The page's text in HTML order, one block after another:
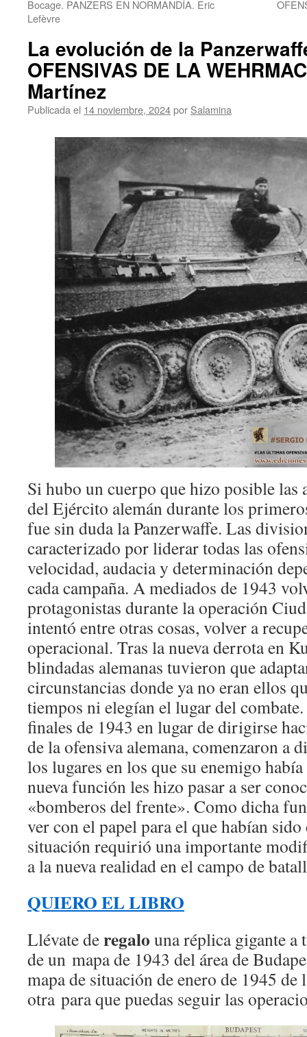
Bocage. PANZERS EN NORMANDÍA. Eric
Lefèvre
La evolución de la
OFENSIVAS DE LA
Martínez
Publicada el 14 noviembre, 2024por Salamina
Si hubo un cuerpo que hizo posible las
del Ejército alemán durante los
fue sin duda la Panzerwaffe. Las
caracterizado por liderar todas las
velocidad, audacia y determinación
cada campaña. A mediados de 1943
protagonistas durante la operación
intentó entre otras cosas, volver a
operacional. Tras la nueva derrota en
blindadas alemanas tuvieron que
circunstancias donde ya no eran ellos
tiempos ni elegían el lugar del
finales de 1943 en lugar de dirigirse
de la ofensiva alemana, comenzaron a
los lugares en los que su enemigo
nueva función les hizo pasar a ser
«bomberos del frente». Como dicha
ver con el papel para el que habían sido
situación requirió una importante
a la nueva realidad en el campo de
QUIERO EL LIBRO
Llévate deregalo una réplica gigante
de un mapa de 1943 del área de
mapa de situación de enero de 1945
otra para que puedas seguir las